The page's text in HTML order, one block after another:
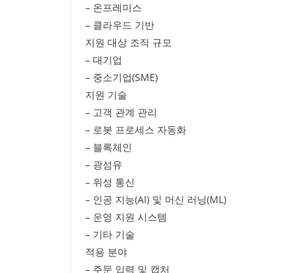
– 온프레미스
– 클라우드 기반
지원 대상 조직 규모
– 대기업
– 중소기업(SME)
지원 기술
– 고객 관계 관리
– 로봇 프로세스 자동화
– 블록체인
– 광섬유
– 위성 통신
– 인공 지능(AI) 및 머신 러닝(ML)
– 운영 지원 시스템
– 기타 기술
적용 분야
– 주문 입력 및 캡처